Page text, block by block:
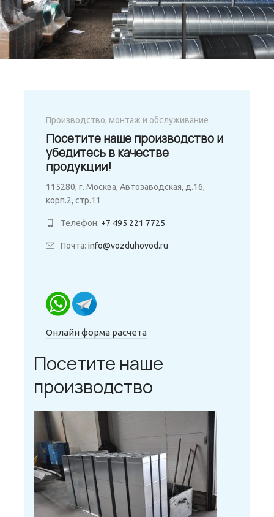
Производство, монтаж и обслуживание
Посетите наше производство и
убедитесь в качестве
продукции!
115280, г. Москва, Автозаводская, д.16,
корп.2, стр.11
Телефон: +7 495 221 7725
Почта: info@vozduhovod.ru
Онлайн форма расчета
Посетите наше
производство